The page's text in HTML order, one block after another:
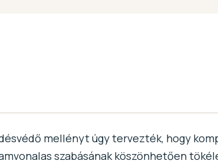
mellényt úgy tervezték, hogy
szabásának köszönhetően